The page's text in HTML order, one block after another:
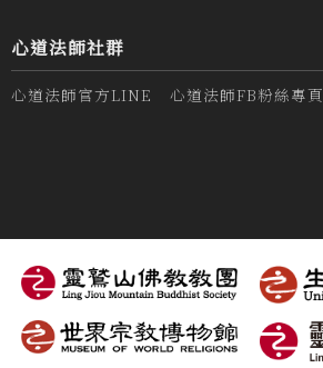
心道法師社群
心道法師官方LINE 心道法師FB粉絲專頁